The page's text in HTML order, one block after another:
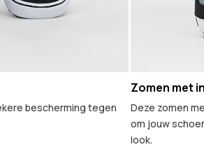
bescherming tegen
Zomen met
Deze zomen
om jouw
look.